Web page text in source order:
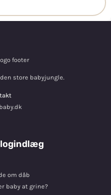
store babyjungle.
om dåb
baby at grine?